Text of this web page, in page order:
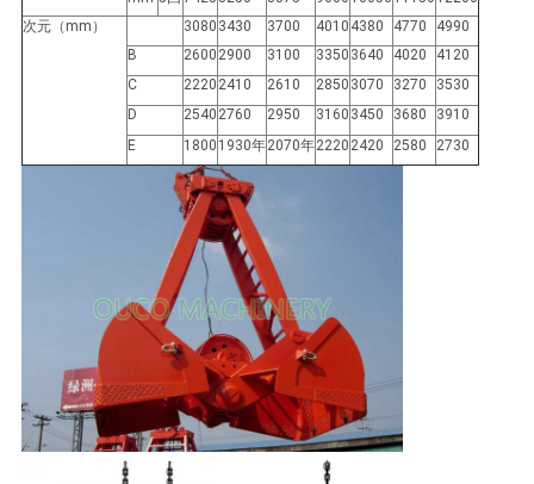
US
シ
ー
次元（mm）
3080 3430 3700 4010 4380 4770
4990
B
2600 2900 3100 3350 3640 4020
4120
C
2220 2410 2610 2850 3070 3270
3530
D
2540 2760 2950 3160 3450 3680
3910
E
1800 1930年2070年2220 2420 2580 2730